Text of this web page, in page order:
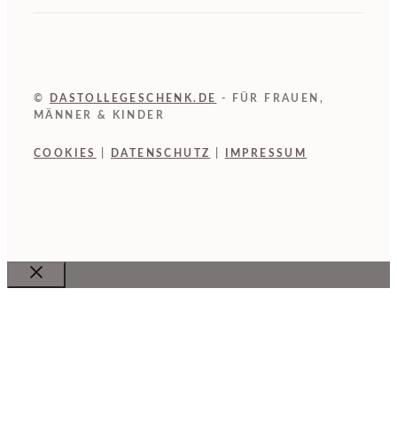
© DASTOLLEGESCHENK.DE
- FÜR FRAUEN,
MÄNNER & KINDER
COOKIES DATENSCHUTZ IMPRESSUM